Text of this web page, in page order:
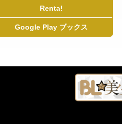
Renta!
Google Play ブックス